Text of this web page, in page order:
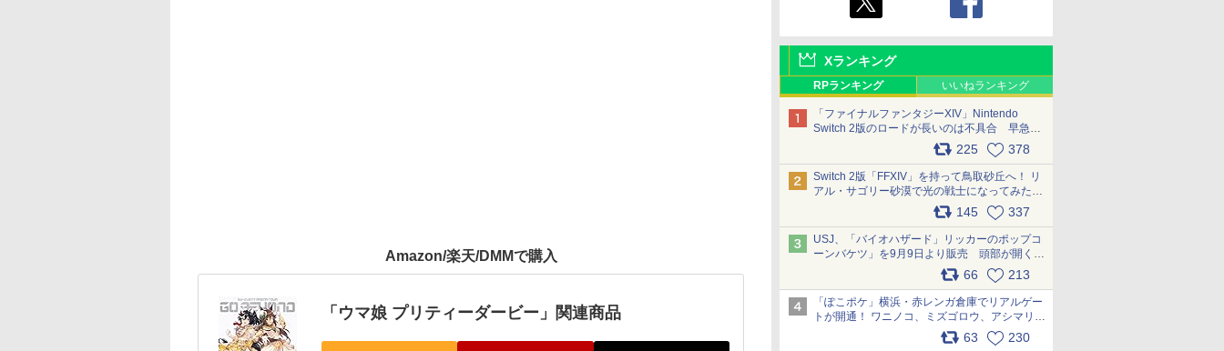
Xランキング
RPランキング いいねランキング
「ファイナルファンタジーXIV」Nintendo
Switch 2版のロードが長いのは不具合 早急に
アップデートできるよう対応中225 378
Switch 2版「FFXIV」を持って鳥取砂丘へ！ リ
アル・サゴリー砂漠で光の戦士になってみた
145 337
USJ、「バイオハザード」リッカーのポップコ
ーンバケツ」を9月9日より販売 頭部が開く仕
組み。味は恐怖を堪のう「味噌フレーバー」
66 213
「ぽこポケ」横浜・赤レンガ倉庫でリアルゲー
トが開通！ ワニノコ、ミズゴロウ、アシマリ登
場シーンをレポート pic.x.com/LDgEByVl6D
63 230
Amazon/楽天/DMMで購入
「ウマ娘 プリティーダービー」関連商品